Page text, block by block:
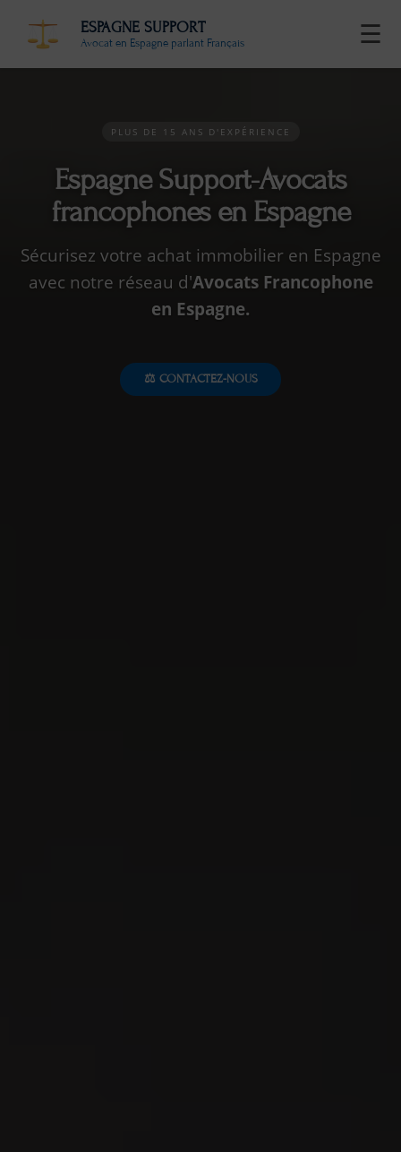
ESPAGNE SUPPORT
Avocat en Espagne parlant Français ☰
PLUS DE 15 ANS D'EXPÉRIENCE
Espagne Support-Avocats
francophones en Espagne
Sécurisez votre achat immobilier en Espagne
avec notre réseau d'Avocats Francophone
en Espagne.
⚖️ CONTACTEZ-NOUS